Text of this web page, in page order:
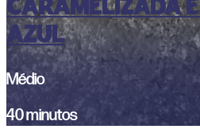
CARAMELIZADA E
AZUL
Médio
40 minutos